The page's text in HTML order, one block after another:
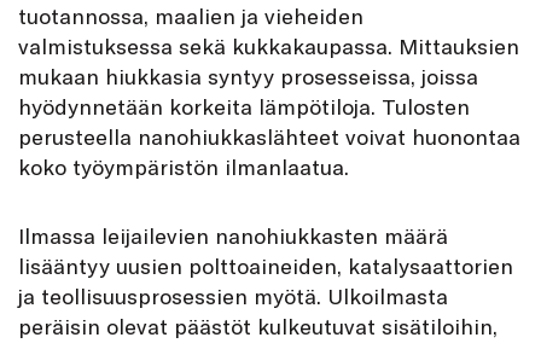
tuotannossa, maalien ja vieheiden
valmistuksessa sekä kukkakaupassa. Mittauksien
mukaan hiukkasia syntyy prosesseissa, joissa
hyödynnetään korkeita lämpötiloja. Tulosten
perusteella nanohiukkaslähteet voivat huonontaa
koko työympäristön ilmanlaatua.
Ilmassa leijailevien nanohiukkasten määrä
lisääntyy uusien polttoaineiden, katalysaattorien
ja teollisuusprosessien myötä. Ulkoilmasta
peräisin olevat päästöt kulkeutuvat sisätiloihin,